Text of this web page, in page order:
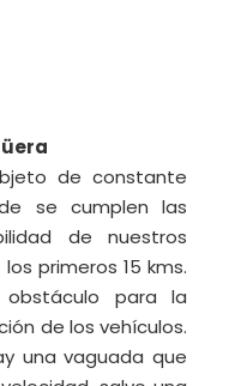
de constante
se cumplen las
de nuestros
primeros 15 kms.
para la
de los vehículos.
una vaguada que